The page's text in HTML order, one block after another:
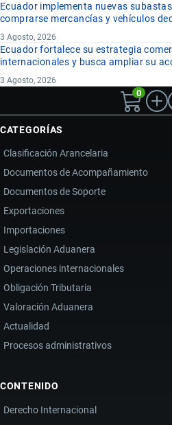
Ecuador implementa nuevas
comprarse mercancías y vehículos
3 Agosto, 2026
Ecuador fortalece su estrategia
internacionales y busca ampliar su
3 Agosto, 2026
0
CATEGORÍAS
Clasificación Arancelaria
Documentos de Acompañamiento
Documentos de Soporte
Exportaciones
Importaciones
Legislación Aduanera
Operaciones internacionales
Obligación Tributaria
Valoración Aduanera
Actualidad
Procesos administrativos
CONTENIDO
Derecho Internacional